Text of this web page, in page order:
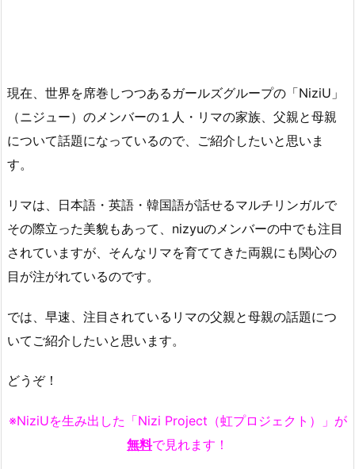
現在、世界を席巻しつつあるガールズグループの「NiziU」
（ニジュー）のメンバーの１人・リマの家族、父親と母親
について話題になっているので、ご紹介したいと思いま
す。
リマは、日本語・英語・韓国語が話せるマルチリンガルで
その際立った美貌もあって、nizyuのメンバーの中でも注目
されていますが、そんなリマを育ててきた両親にも関心の
目が注がれているのです。
では、早速、注目されているリマの父親と母親の話題につ
いてご紹介したいと思います。
どうぞ！
※NiziUを生み出した「Nizi Project（虹プロジェクト）」が
無料で見れます！